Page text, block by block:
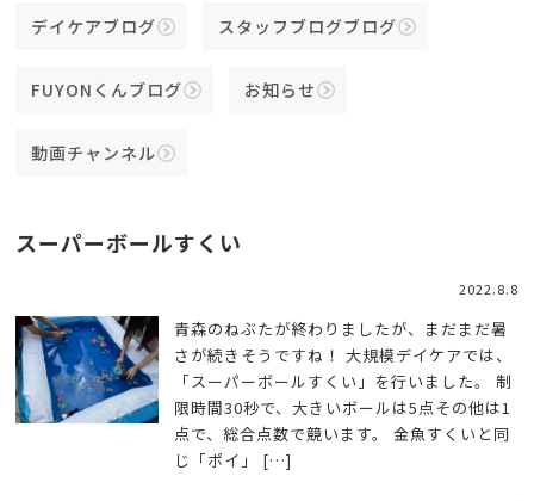
デイケアブログ スタッフブログブログ
FUYONくんブログ お知らせ
動画チャンネル
スーパーボールすくい
2022.8.8
青森のねぶたが終わりましたが、まだまだ暑
さが続きそうですね！ 大規模デイケアでは、
「スーパーボールすくい」を行いました。 制
限時間30秒で、大きいボールは5点その他は1
点で、総合点数で競います。 金魚すくいと同
じ「ポイ」 […]